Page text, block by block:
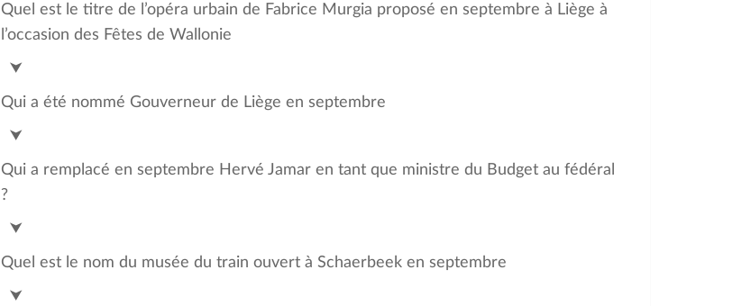
Quel est le titre de l’opéra urbain de Fabrice Murgia proposé en septembre à Liège à
l’occasion des Fêtes de Wallonie
Karbon Kabaret
⮟
Qui a été nommé Gouverneur de Liège en septembre
Hervé Jamar
⮟
Qui a remplacé en septembre Hervé Jamar en tant que ministre du Budget au fédéral
?
Sophie Wilmès
⮟
Quel est le nom du musée du train ouvert à Schaerbeek en septembre
Train Worl
⮟